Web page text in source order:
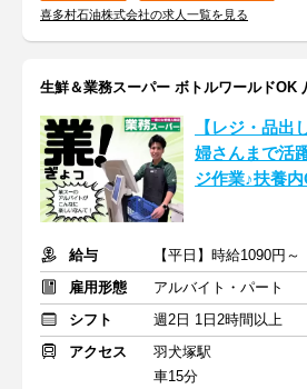
喜多村石油株式会社の求人一覧を見る
生鮮＆業務スーパー ボトルワールドOK
【レジ・品出
婦さんまで活
ジ作業♪扶養内
給与
雇用形態
アルバイト・パート
シフト
週2日 1日2時間以上
アクセス
羽犬塚駅
車15分